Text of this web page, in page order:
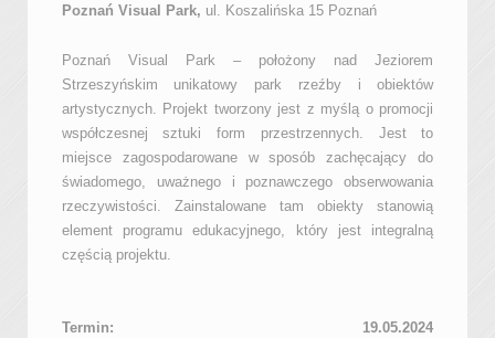
Poznań Visual Park, ul. Koszalińska 15 Poznań
Poznań Visual Park – położony nad Jeziorem
Strzeszyńskim unikatowy park rzeźby i obiektów
artystycznych. Projekt tworzony jest z myślą o promocji
współczesnej sztuki form przestrzennych. Jest to
miejsce zagospodarowane w sposób zachęcający do
świadomego, uważnego i poznawczego obserwowania
rzeczywistości. Zainstalowane tam obiekty stanowią
element programu edukacyjnego, który jest integralną
częścią projektu.
Termin:
19.05.2024